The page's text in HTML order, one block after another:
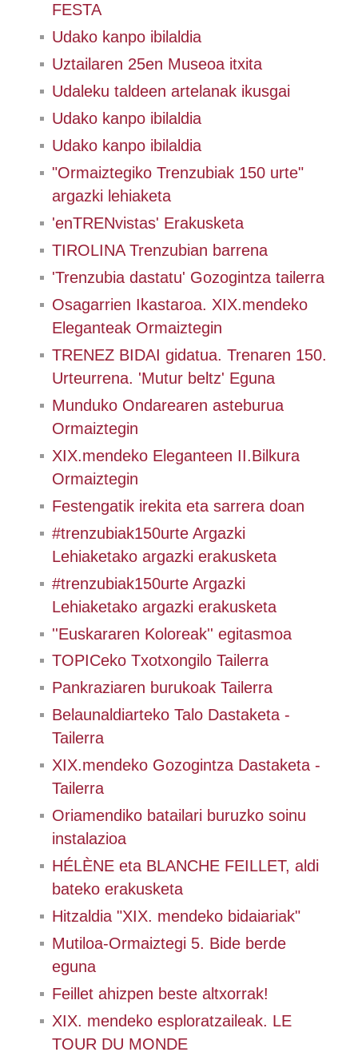
FESTA
Udako kanpo ibilaldia
Uztailaren 25en Museoa itxita
Udaleku taldeen artelanak ikusgai
Udako kanpo ibilaldia
Udako kanpo ibilaldia
"Ormaiztegiko Trenzubiak 150 urte"
argazki lehiaketa
'enTRENvistas' Erakusketa
TIROLINA Trenzubian barrena
'Trenzubia dastatu' Gozogintza tailerra
Osagarrien Ikastaroa. XIX.mendeko
Eleganteak Ormaiztegin
TRENEZ BIDAI gidatua. Trenaren 150.
Urteurrena. 'Mutur beltz' Eguna
Munduko Ondarearen asteburua
Ormaiztegin
XIX.mendeko Eleganteen II.Bilkura
Ormaiztegin
Festengatik irekita eta sarrera doan
#trenzubiak150urte Argazki
Lehiaketako argazki erakusketa
#trenzubiak150urte Argazki
Lehiaketako argazki erakusketa
''Euskararen Koloreak'' egitasmoa
TOPICeko Txotxongilo Tailerra
Pankraziaren burukoak Tailerra
Belaunaldiarteko Talo Dastaketa -
Tailerra
XIX.mendeko Gozogintza Dastaketa -
Tailerra
Oriamendiko batailari buruzko soinu
instalazioa
HÉLÈNE eta BLANCHE FEILLET, aldi
bateko erakusketa
Hitzaldia "XIX. mendeko bidaiariak"
Mutiloa-Ormaiztegi 5. Bide berde
eguna
Feillet ahizpen beste altxorrak!
XIX. mendeko esploratzaileak. LE
TOUR DU MONDE